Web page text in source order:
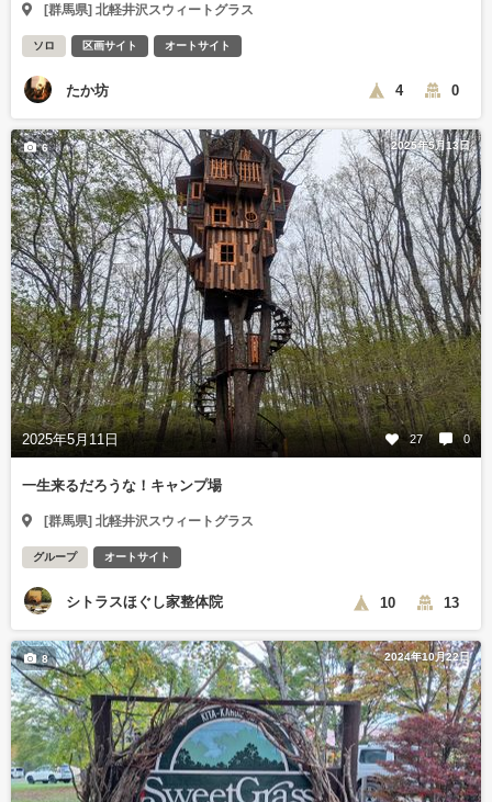
[群馬県] 北軽井沢スウィートグラス
ソロ 区画サイト オートサイト
たか坊 4 0
2025年5月13日
2025年5月11日 27 0
6
一生来るだろうな！キャンプ場
[群馬県] 北軽井沢スウィートグラス
グループ オートサイト
シトラスほぐし家整体院 10 13
2024年10月22日
8